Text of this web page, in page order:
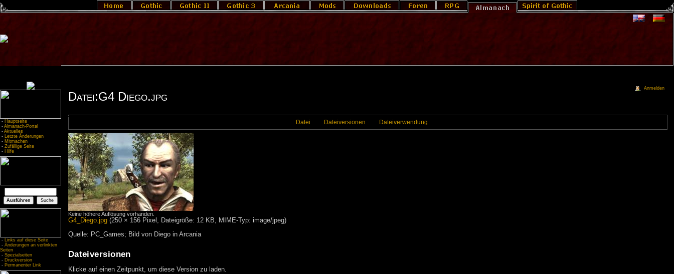
- Hauptseite
- Almanach-Portal
- Aktuelles
- Letzte Änderungen
- Mitmachen
- Zufällige Seite
- Hilfe
- Links auf diese Seite
- Änderungen an verlinkten
Seiten
- Spezialseiten
- Druckversion
- Permanenter Link
Datei:G4 Diego.jpg
Datei Dateiversionen Dateiverwendung
Keine höhere Auflösung vorhanden.
G4_Diego.jpg‎ (250 × 156 Pixel, Dateigröße: 12 KB, MIME-Typ: image/jpeg)
Quelle: PC_Games; Bild von Diego in Arcania
Dateiversionen
Klicke auf einen Zeitpunkt, um diese Version zu laden.
Anmelden